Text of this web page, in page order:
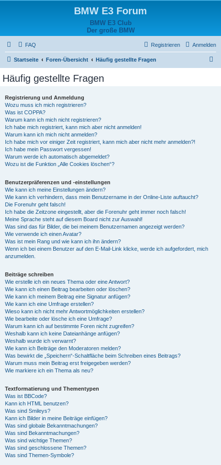
BMW E3 Forum
BMW E3 Club
Der große BMW
FAQ Anmelden
Registrieren
Startseite Foren-Übersicht Häufig gestellte Fragen
Häufig gestellte Fragen
Registrierung und Anmeldung
Wozu muss ich mich registrieren?
Was ist COPPA?
Warum kann ich mich nicht registrieren?
Ich habe mich registriert, kann mich aber nicht anmelden!
Warum kann ich mich nicht anmelden?
Ich habe mich vor einiger Zeit registriert, kann mich aber nicht mehr anmelden?!
Ich habe mein Passwort vergessen!
Warum werde ich automatisch abgemeldet?
Wozu ist die Funktion „Alle Cookies löschen“?
Benutzerpräferenzen und -einstellungen
Wie kann ich meine Einstellungen ändern?
Wie kann ich verhindern, dass mein Benutzername in der Online-Liste auftaucht?
Die Forenuhr geht falsch!
Ich habe die Zeitzone eingestellt, aber die Forenuhr geht immer noch falsch!
Meine Sprache steht auf diesem Board nicht zur Auswahl!
Was sind das für Bilder, die bei meinem Benutzernamen angezeigt werden?
Wie verwende ich einen Avatar?
Was ist mein Rang und wie kann ich ihn ändern?
Wenn ich bei einem Benutzer auf den E-Mail-Link klicke, werde ich aufgefordert, mich
anzumelden.
Beiträge schreiben
Wie erstelle ich ein neues Thema oder eine Antwort?
Wie kann ich einen Beitrag bearbeiten oder löschen?
Wie kann ich meinem Beitrag eine Signatur anfügen?
Wie kann ich eine Umfrage erstellen?
Wieso kann ich nicht mehr Antwortmöglichkeiten erstellen?
Wie bearbeite oder lösche ich eine Umfrage?
Warum kann ich auf bestimmte Foren nicht zugreifen?
Weshalb kann ich keine Dateianhänge anfügen?
Weshalb wurde ich verwarnt?
Wie kann ich Beiträge den Moderatoren melden?
Was bewirkt die „Speichern“-Schaltfläche beim Schreiben eines Beitrags?
Warum muss mein Beitrag erst freigegeben werden?
Wie markiere ich ein Thema als neu?
Textformatierung und Thementypen
Was ist BBCode?
Kann ich HTML benutzen?
Was sind Smileys?
Kann ich Bilder in meine Beiträge einfügen?
Was sind globale Bekanntmachungen?
Was sind Bekanntmachungen?
Was sind wichtige Themen?
Was sind geschlossene Themen?
Was sind Themen-Symbole?